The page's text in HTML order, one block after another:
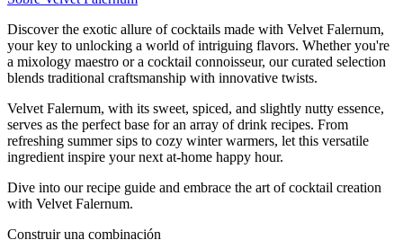
Discover the exotic allure of cocktails made with Velvet Falernum,
your key to unlocking a world of intriguing flavors. Whether you're
a mixology maestro or a cocktail connoisseur, our curated selection
blends traditional craftsmanship with innovative twists.
Velvet Falernum, with its sweet, spiced, and slightly nutty essence,
serves as the perfect base for an array of drink recipes. From
refreshing summer sips to cozy winter warmers, let this versatile
ingredient inspire your next at-home happy hour.
Dive into our recipe guide and embrace the art of cocktail creation
with Velvet Falernum.
Construir una combinación